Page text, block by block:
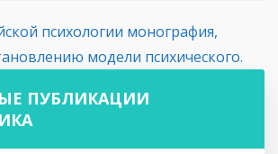
психологии монография,
модели психического.
ПУБЛИКАЦИИ